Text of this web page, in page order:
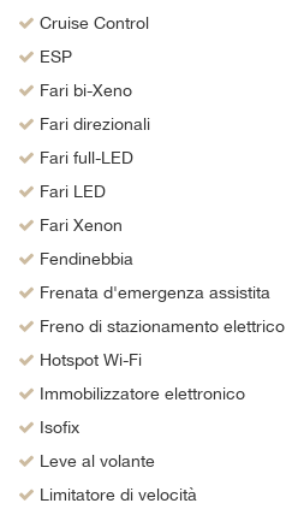
Cruise Control
ESP
Fari bi-Xeno
Fari direzionali
Fari full-LED
Fari LED
Fari Xenon
Fendinebbia
Frenata d'emergenza assistita
Freno di stazionamento elettrico
Hotspot Wi-Fi
Immobilizzatore elettronico
Isofix
Leve al volante
Limitatore di velocità